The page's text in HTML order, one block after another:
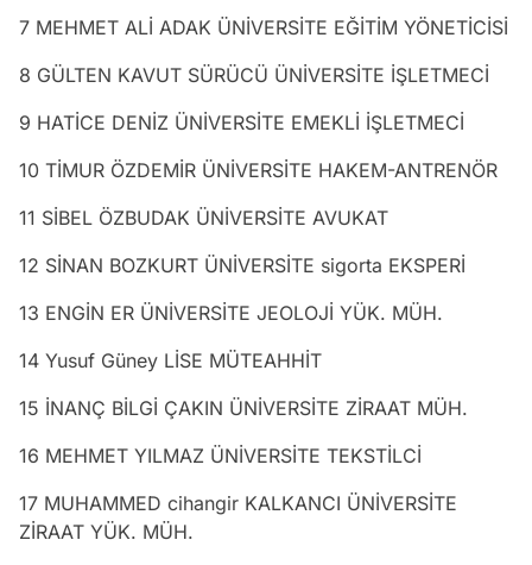
7 MEHMET ALİ ADAK ÜNİVERSİTE EĞİTİM YÖNETİCİSİ
8 GÜLTEN KAVUT SÜRÜCÜ ÜNİVERSİTE İŞLETMECİ
9 HATİCE DENİZ ÜNİVERSİTE EMEKLİ İŞLETMECİ
10 TİMUR ÖZDEMİR ÜNİVERSİTE HAKEM-ANTRENÖR
11 SİBEL ÖZBUDAK ÜNİVERSİTE AVUKAT
12 SİNAN BOZKURT ÜNİVERSİTE sigorta EKSPERİ
13 ENGİN ER ÜNİVERSİTE JEOLOJİ YÜK. MÜH.
14 Yusuf Güney LİSE MÜTEAHHİT
15 İNANÇ BİLGİ ÇAKIN ÜNİVERSİTE ZİRAAT MÜH.
16 MEHMET YILMAZ ÜNİVERSİTE TEKSTİLCİ
17 MUHAMMED cihangir KALKANCI ÜNİVERSİTE
ZİRAAT YÜK. MÜH.